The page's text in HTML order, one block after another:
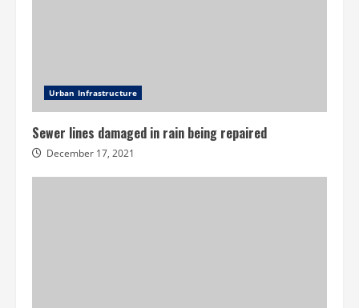
Urban Infrastructure
Sewer lines damaged in rain being repaired
December 17, 2021